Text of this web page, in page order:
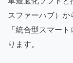
スファーハブ）
「統合型スマー
ります。